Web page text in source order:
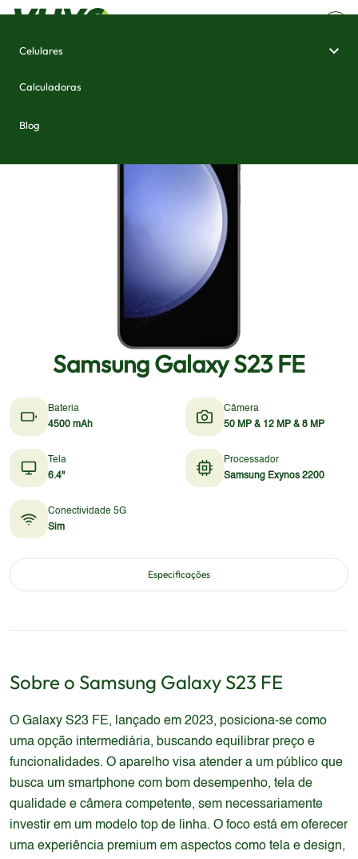
Celulares
Calculadoras
Blog
Samsung Galaxy S23 FE
Bateria
4500 mAh
Câmera
50 MP & 12 MP & 8 MP
Tela
6.4"
Processador
Samsung Exynos 2200
Conectividade 5G
Sim
Especificações
Sobre o Samsung Galaxy S23 FE
O Galaxy S23 FE, lançado em 2023, posiciona-se como
uma opção intermediária, buscando equilibrar preço e
funcionalidades. O aparelho visa atender a um público que
busca um smartphone com bom desempenho, tela de
qualidade e câmera competente, sem necessariamente
investir em um modelo top de linha. O foco está em oferecer
uma experiência premium em aspectos como tela e design,